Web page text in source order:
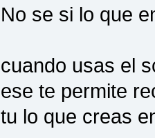
No se si lo que
cuando usas el
ese te permite
tu lo que creas